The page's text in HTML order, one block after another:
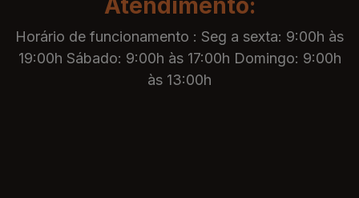
Horário de funcionamento : Seg a sexta: 9:00h às
19:00h Sábado: 9:00h às 17:00h Domingo: 9:00h
às 13:00h